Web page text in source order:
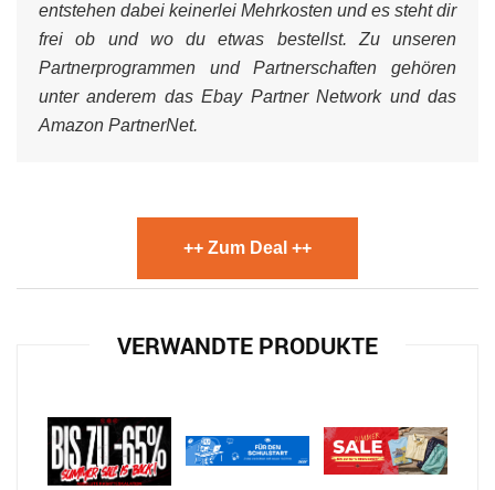
entstehen dabei keinerlei Mehrkosten und es steht dir
frei ob und wo du etwas bestellst. Zu unseren
Partnerprogrammen und Partnerschaften gehören
unter anderem das Ebay Partner Network und das
Amazon PartnerNet.
++ Zum Deal ++
VERWANDTE PRODUKTE